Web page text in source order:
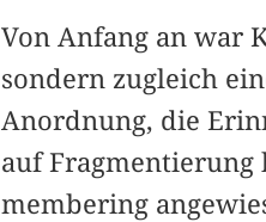
Von Anfang an war
sondern zugleich
Anordnung, die
auf Fragmentierung
membering